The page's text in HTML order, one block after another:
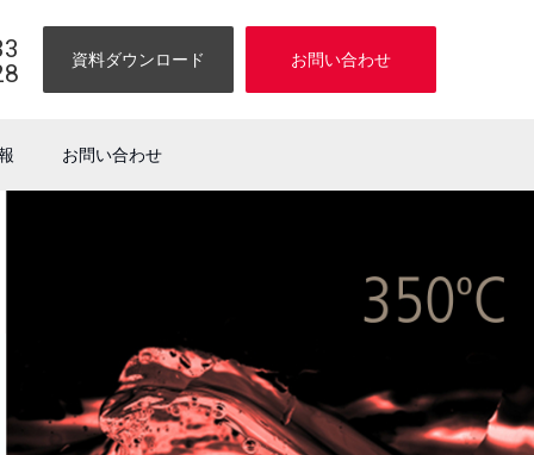
資料ダウンロード お問い合わせ
お問い合わせ